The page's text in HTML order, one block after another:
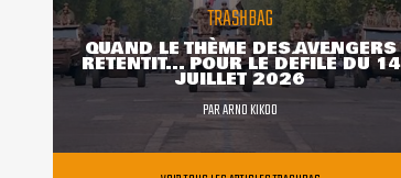
TRASHBAG
QUAND LE THÈME DES AVENGERS
RETENTIT... POUR LE DÉFILÉ DU 14
JUILLET 2026
PARARNO KIKOO